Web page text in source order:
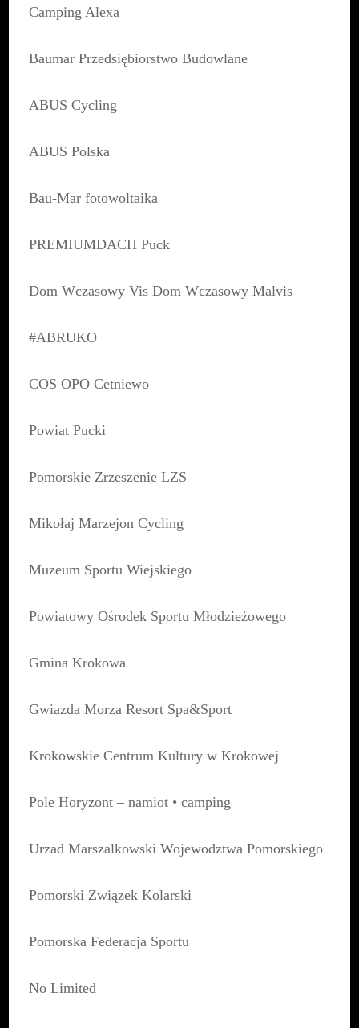
Camping Alexa
Baumar Przedsiębiorstwo Budowlane
ABUS Cycling
ABUS Polska
Bau-Mar fotowoltaika
PREMIUMDACH Puck
Dom Wczasowy Vis Dom Wczasowy Malvis
#ABRUKO
COS OPO Cetniewo
Powiat Pucki
Pomorskie Zrzeszenie LZS
Mikołaj Marzejon Cycling
Muzeum Sportu Wiejskiego
Powiatowy Ośrodek Sportu Młodzieżowego
Gmina Krokowa
Gwiazda Morza Resort Spa&Sport
Krokowskie Centrum Kultury w Krokowej
Pole Horyzont – namiot • camping
Urzad Marszalkowski Wojewodztwa Pomorskiego
Pomorski Związek Kolarski
Pomorska Federacja Sportu
No Limited